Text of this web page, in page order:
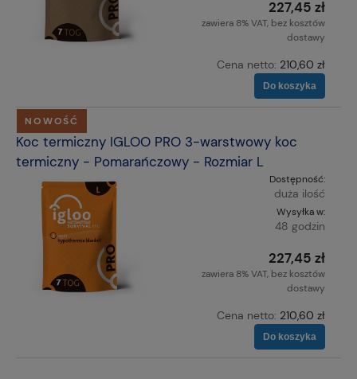
227,45 zł
zawiera 8% VAT, bez kosztów
dostawy
Cena netto: 210,60 zł
Do koszyka
Koc termiczny IGLOO PRO 3-warstwowy koc
termiczny - Pomarańczowy - Rozmiar L
Dostępność:
duża ilość
Wysyłka w:
48 godzin
227,45 zł
zawiera 8% VAT, bez kosztów
dostawy
Cena netto: 210,60 zł
Do koszyka
NOWOŚĆ